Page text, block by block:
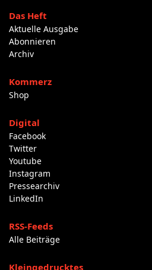
Das Heft
Aktuelle Ausgabe
Abonnieren
Archiv
Kommerz
Shop
Digital
Facebook
Twitter
Youtube
Instagram
Pressearchiv
LinkedIn
RSS-Feeds
Alle Beiträge
Kleingedrucktes